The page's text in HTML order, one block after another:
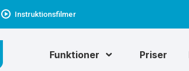
Instruktionsfilmer
Funktioner Priser